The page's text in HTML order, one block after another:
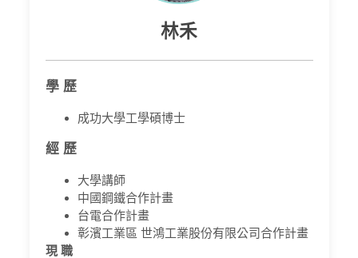
林禾
學 歷
成功大學工學碩博士
經 歷
大學講師
中國鋼鐵合作計畫
台電合作計畫
彰濱工業區 世鴻工業股份有限公司合作計畫
現 職